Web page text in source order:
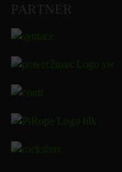
PARTNER